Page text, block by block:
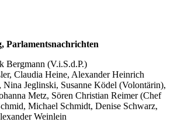
Parlamentsnachrichten
Bergmann (V.i.S.d.P.)
Claudia Heine, Alexander Heinrich
Nina Jeglinski, Susanne Ködel (Volontärin),
Metz, Sören Christian Reimer (Chef
Michael Schmidt, Denise Schwarz,
Weinlein